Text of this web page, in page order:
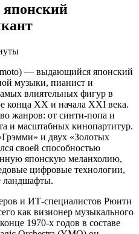
— выдающийся японский
музыки, пианист и
влиятельных фигур в
конца XX и начала XXI века.
жанров: от синти-попа и
и масштабных кинопартитур.
и двух «Золотых
своей способностью
японскую меланхолию,
цифровые технологии,
ландшафты.
и ИТ-специалистов Рюити
как визионер музыкального
1970-х годов в составе